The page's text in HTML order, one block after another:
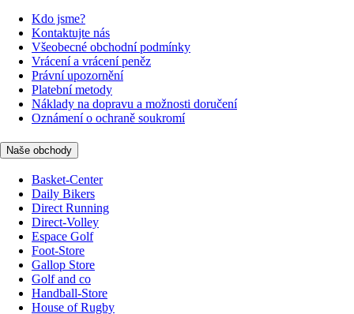
Kdo jsme?
Kontaktujte nás
Všeobecné obchodní podmínky
Vrácení a vrácení peněz
Právní upozornění
Platební metody
Náklady na dopravu a možnosti doručení
Oznámení o ochraně soukromí
Naše obchody
Basket-Center
Daily Bikers
Direct Running
Direct-Volley
Espace Golf
Foot-Store
Gallop Store
Golf and co
Handball-Store
House of Rugby